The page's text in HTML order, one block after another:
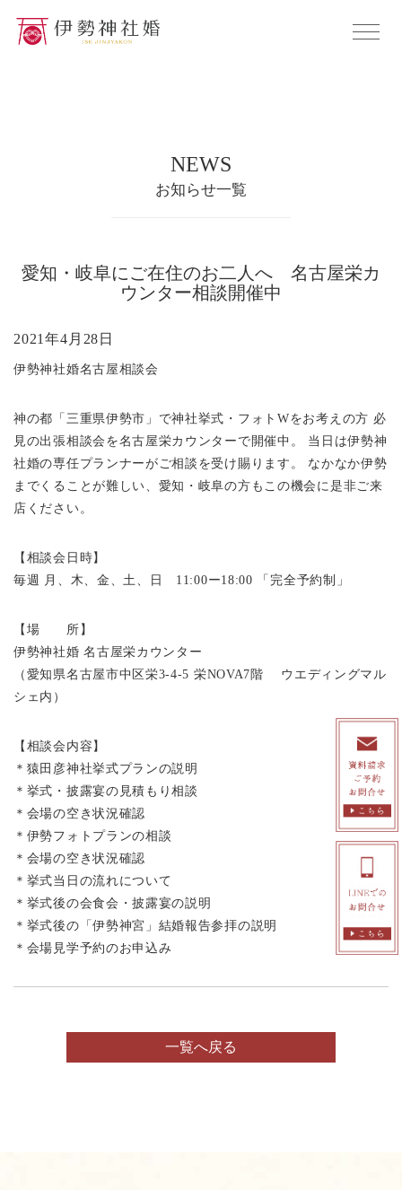
NEWS
お知らせ一覧
愛知・岐阜にご在住のお二人へ 名古屋栄カ
ウンター相談開催中
2021年4月28日
伊勢神社婚名古屋相談会
神の都「三重県伊勢市」で神社挙式・フォトWをお考えの方 必
見の出張相談会を名古屋栄カウンターで開催中。 当日は伊勢神
社婚の専任プランナーがご相談を受け賜ります。 なかなか伊勢
までくることが難しい、愛知・岐阜の方もこの機会に是非ご来
店ください。
【相談会日時】
毎週 月、木、金、土、日 11:00ー18:00 「完全予約制」
【場 所】
伊勢神社婚 名古屋栄カウンター
（愛知県名古屋市中区栄3-4-5 栄NOVA7階 ウエディングマル
シェ内）
【相談会内容】
＊猿田彦神社挙式プランの説明
＊挙式・披露宴の見積もり相談
＊会場の空き状況確認
＊伊勢フォトプランの相談
＊会場の空き状況確認
＊挙式当日の流れについて
＊挙式後の会食会・披露宴の説明
＊挙式後の「伊勢神宮」結婚報告参拝の説明
＊会場見学予約のお申込み
一覧へ戻る